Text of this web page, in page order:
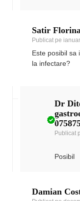
Satir
Publicat pe
Este posibil sa
la infectare?
Dr
Publicat
Posibil
Damian